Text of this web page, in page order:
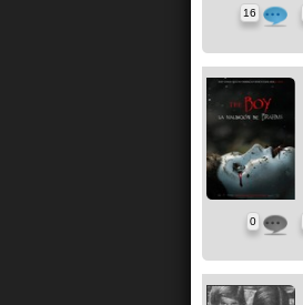
16
0